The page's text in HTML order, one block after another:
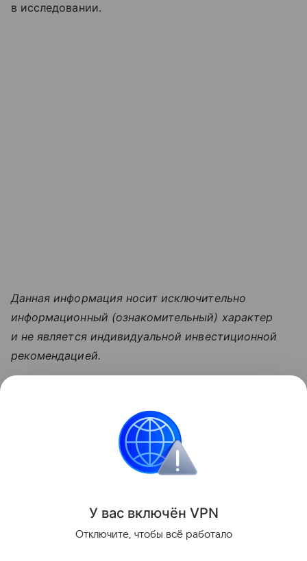
в исследовании.
Данная информация носит исключительно
информационный (ознакомительный) характер
и не является индивидуальной инвестиционной
рекомендацией.
Выручка: что нужно знать
предпринимателю
В статье разбираемся, что представляет собой
выручка и как ее рассчитать.
У вас включён VPN
Отключите, чтобы всё работало